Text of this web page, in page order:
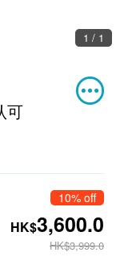
1 / 1
可
10% off
HK$3,600.0
HK$3,999.0